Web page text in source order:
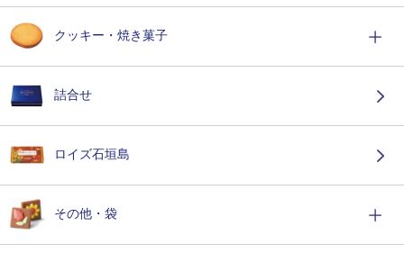
クッキー・焼き菓子
詰合せ
ロイズ石垣島
その他・袋